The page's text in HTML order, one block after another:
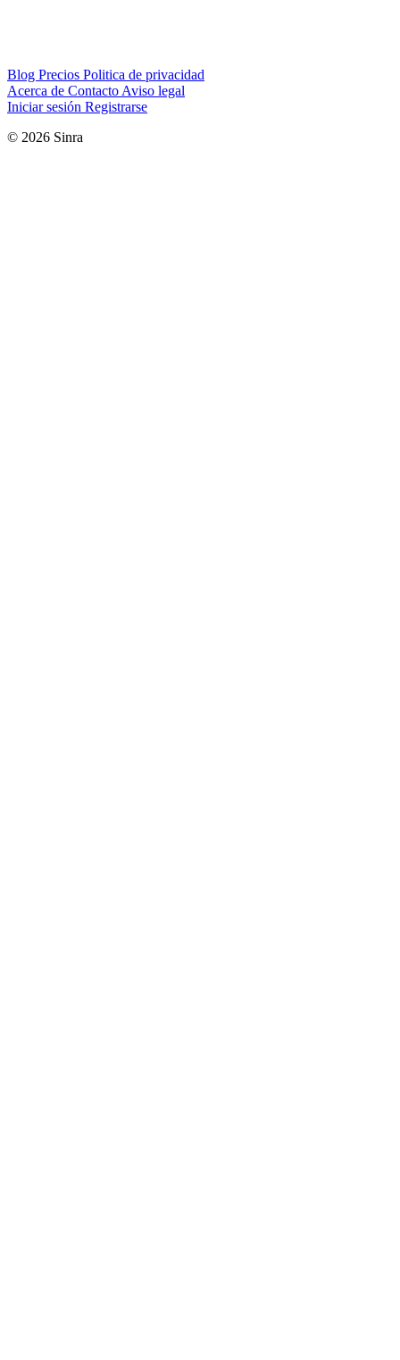
Blog Precios Politica de privacidad
Acerca de Contacto Aviso legal
Iniciar sesión Registrarse
© 2026 Sinra